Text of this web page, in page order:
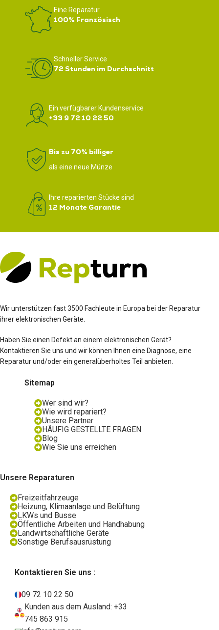
Eine Reparatur
100% Französisch
Schneller Service
72 Stunden im Durchschnitt
Ein verfügbarer Kundenservice
+33 9 72 10 22 50
Bis zu 70% billiger
als eine neue Münze
Ihre reparierten Stücke sind
12 Monate Garantie
Wir unterstützen fast 3500 Fachleute in Europa bei der Reparatur
ihrer elektronischen Geräte.
Haben Sie einen Defekt an einem elektronischen Gerät?
Kontaktieren Sie uns und wir können Ihnen eine Diagnose, eine
Reparatur und/oder ein generalüberholtes Teil anbieten.
Sitemap
Wer sind wir?
Wie wird repariert?
Unsere Partner
HÄUFIG GESTELLTE FRAGEN
Blog
Wie Sie uns erreichen
Unsere Reparaturen
Freizeitfahrzeuge
Heizung, Klimaanlage und Belüftung
LKWs und Busse
Öffentliche Arbeiten und Handhabung
Landwirtschaftliche Geräte
Sonstige Berufsausrüstung
Kontaktieren Sie uns :
09 72 10 22 50
Kunden aus dem Ausland: +33
745 863 915